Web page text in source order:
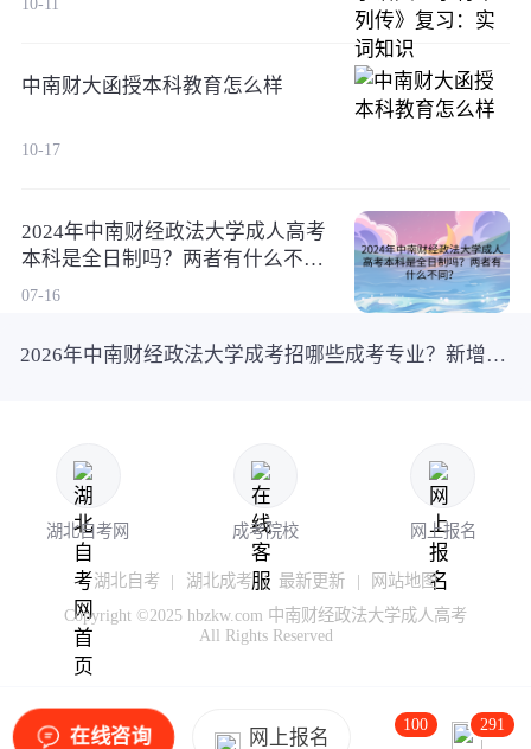
中南财大函授本科教育怎么样
10-17
2024年中南财经政法大学成人高考
本科是全日制吗？两者有什么不
同？
07-16
2026年中南财经政法大学成考招哪些成考专业？新增了吗？
湖北自考网 成考院校 网上报名
湖北自考 | 湖北成考 | 最新更新 |
网站地图
Copyright ©2025 hbzkw.com 中南财经政法大学成人高考
All Rights Reserved
在线咨询 网上报名
100 291